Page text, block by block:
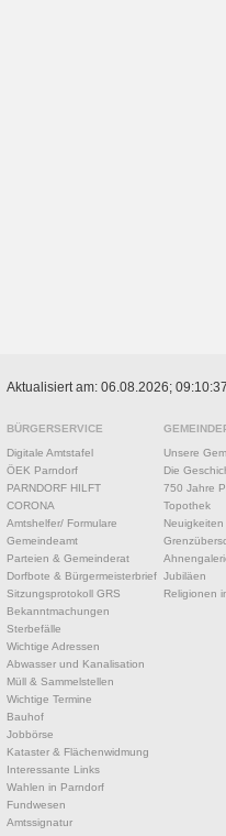
Aktualisiert am: 06.08.2026; 09:10:37
BÜRGERSERVICE
Digitale Amtstafel
ÖEK Parndorf
PARNDORF HILFT
CORONA
Amtshelfer/ Formulare
Gemeindeamt
Parteien & Gemeinderat
Dorfbote & Bürgermeisterbrief
Sitzungsprotokoll GRS
Bekanntmachungen
Sterbefälle
Wichtige Adressen
Abwasser und Kanalisation
Müll & Sammelstellen
Wichtige Termine
Bauhof
Jobbörse
Kataster & Flächenwidmung
Interessante Links
Wahlen in Parndorf
Fundwesen
Amtssignatur
Unsere
Die
750 Jahre
Topothek
Neuigkeiten
Jubiläen
Religionen